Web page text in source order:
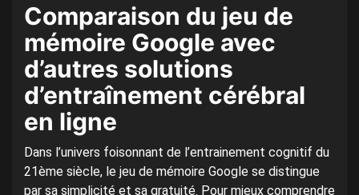
Comparaison du jeu de
mémoire Google avec
d’autres solutions
d’entraînement cérébral
en ligne
Dans l’univers foisonnant de l’entrainement cognitif du
21ème siècle, le jeu de mémoire Google se distingue
par sa simplicité et sa gratuité. Pour mieux comprendre